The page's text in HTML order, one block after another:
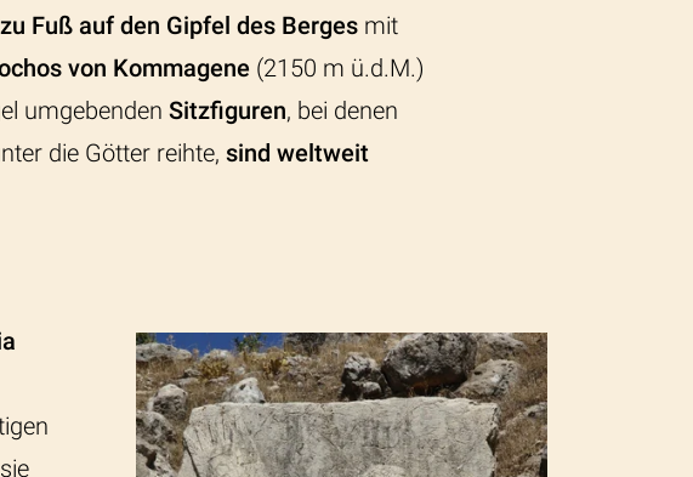
Fuß auf den Gipfel des Berges mit
von Kommagene (2150 m ü.d.M.)
umgebendenSitzfiguren, bei denen
die Götter reihte,sind weltweit